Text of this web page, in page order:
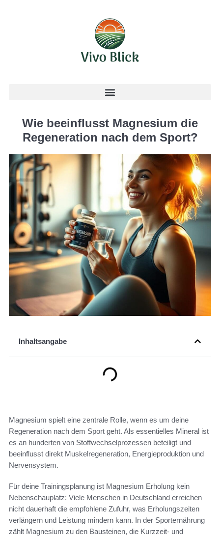
Wie beeinflusst Magnesium die
Regeneration nach dem Sport?
Inhaltsangabe
Magnesium spielt eine zentrale Rolle, wenn es um deine
Regeneration nach dem Sport geht. Als essentielles Mineral ist
es an hunderten von Stoffwechselprozessen beteiligt und
beeinflusst direkt Muskelregeneration, Energieproduktion und
Nervensystem.
Für deine Trainingsplanung ist Magnesium Erholung kein
Nebenschauplatz: Viele Menschen in Deutschland erreichen
nicht dauerhaft die empfohlene Zufuhr, was Erholungszeiten
verlängern und Leistung mindern kann. In der Sporternährung
zählt Magnesium zu den Bausteinen, die Kurzzeit- und